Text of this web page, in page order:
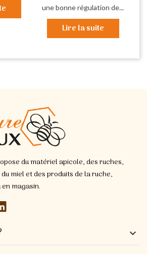
une bonne régulation de...
Lire la suite
du matériel apicole, des ruches,
miel et des produits de la ruche,
magasin.
